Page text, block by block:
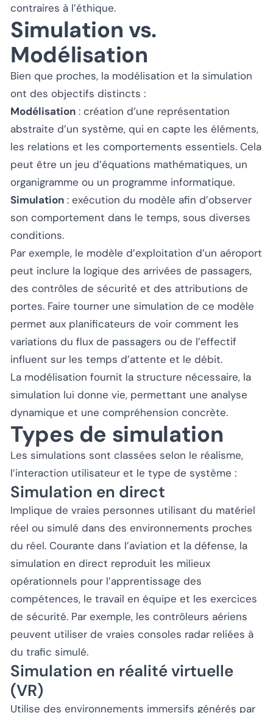
contraires à l’éthique.
Simulation vs.
Modélisation
Bien que proches, la modélisation et la simulation
ont des objectifs distincts :
Modélisation : création d’une représentation
abstraite d’un système, qui en capte les éléments,
les relations et les comportements essentiels. Cela
peut être un jeu d’équations mathématiques, un
organigramme ou un programme informatique.
Simulation : exécution du modèle afin d’observer
son comportement dans le temps, sous diverses
conditions.
Par exemple, le modèle d’exploitation d’un aéroport
peut inclure la logique des arrivées de passagers,
des contrôles de sécurité et des attributions de
portes. Faire tourner une simulation de ce modèle
permet aux planificateurs de voir comment les
variations du flux de passagers ou de l’effectif
influent sur les temps d’attente et le débit.
La modélisation fournit la structure nécessaire, la
simulation lui donne vie, permettant une analyse
dynamique et une compréhension concrète.
Types de simulation
Les simulations sont classées selon le réalisme,
l’interaction utilisateur et le type de système :
Simulation en direct
Implique de vraies personnes utilisant du matériel
réel ou simulé dans des environnements proches
du réel. Courante dans l’aviation et la défense, la
simulation en direct reproduit les milieux
opérationnels pour l’apprentissage des
compétences, le travail en équipe et les exercices
de sécurité. Par exemple, les contrôleurs aériens
peuvent utiliser de vraies consoles radar reliées à
du trafic simulé.
Simulation en réalité virtuelle
(VR)
Utilise des environnements immersifs générés par